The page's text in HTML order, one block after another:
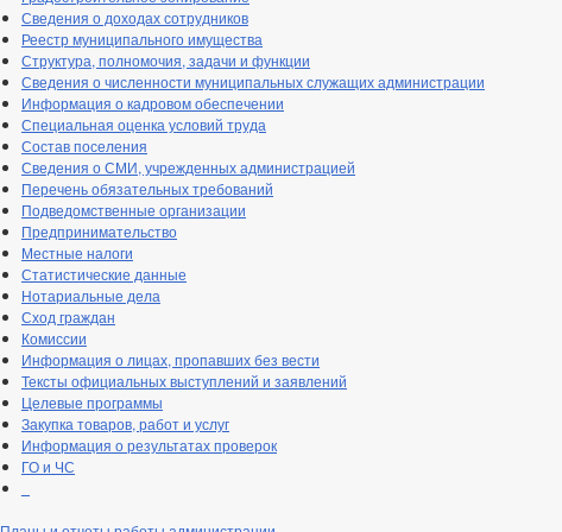
Сведения о доходах сотрудников
Реестр муниципального имущества
Структура, полномочия, задачи и функции
Сведения о численности муниципальных служащих администрации
Информация о кадровом обеспечении
Специальная оценка условий труда
Состав поселения
Сведения о СМИ, учрежденных администрацией
Перечень обязательных требований
Подведомственные организации
Предпринимательство
Местные налоги
Статистические данные
Нотариальные дела
Сход граждан
Комиссии
Информация о лицах, пропавших без вести
Тексты официальных выступлений и заявлений
Целевые программы
Закупка товаров, работ и услуг
Информация о результатах проверок
ГО и ЧС